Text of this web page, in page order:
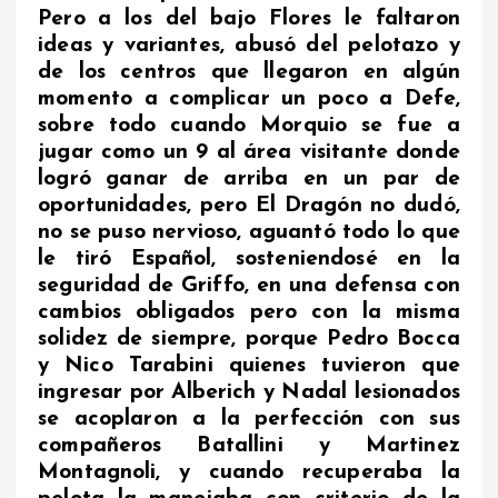
Pero a los del bajo Flores le faltaron
ideas y variantes, abusó del pelotazo y
de los centros que llegaron en algún
momento a complicar un poco a Defe,
sobre todo cuando Morquio se fue a
jugar como un 9 al área visitante donde
logró ganar de arriba en un par de
oportunidades, pero El Dragón no dudó,
no se puso nervioso, aguantó todo lo que
le tiró Español, sosteniendosé en la
seguridad de Griffo, en una defensa con
cambios obligados pero con la misma
solidez de siempre, porque Pedro Bocca
y Nico Tarabini quienes tuvieron que
ingresar por Alberich y Nadal lesionados
se acoplaron a la perfección con sus
compañeros Batallini y Martinez
Montagnoli, y cuando recuperaba la